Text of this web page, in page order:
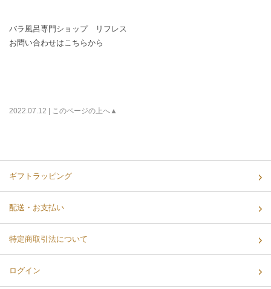
バラ風呂専門ショップ リフレス
お問い合わせはこちらから
2022.07.12 | このページの上へ▲
ギフトラッピング
配送・お支払い
特定商取引法について
ログイン